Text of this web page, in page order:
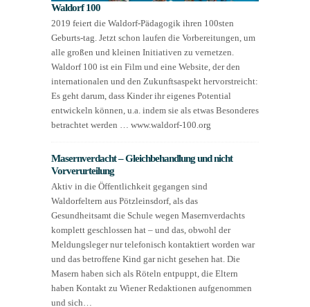
Waldorf 100
2019 feiert die Waldorf-Pädagogik ihren 100sten
Geburts-tag. Jetzt schon laufen die Vorbereitungen, um
alle großen und kleinen Initiativen zu vernetzen.
Waldorf 100 ist ein Film und eine Website, der den
internationalen und den Zukunftsaspekt hervorstreicht:
Es geht darum, dass Kinder ihr eigenes Potential
entwickeln können, u.a. indem sie als etwas Besonderes
betrachtet werden … www.waldorf-100.org
Masernverdacht – Gleichbehandlung und nicht
Vorverurteilung
Aktiv in die Öffentlichkeit gegangen sind
Waldorfeltern aus Pötzleinsdorf, als das
Gesundheitsamt die Schule wegen Masernverdachts
komplett geschlossen hat – und das, obwohl der
Meldungsleger nur telefonisch kontaktiert worden war
und das betroffene Kind gar nicht gesehen hat. Die
Masern haben sich als Röteln entpuppt, die Eltern
haben Kontakt zu Wiener Redaktionen aufgenommen
und sich…